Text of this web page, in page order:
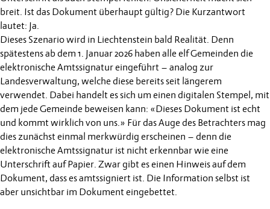
breit. Ist das Dokument überhaupt gültig? Die Kurzantwort
lautet: Ja.
Dieses Szenario wird in Liechtenstein bald Realität. Denn
spätestens ab dem 1. Januar 2026 haben alle elf Gemeinden die
elektronische Amtssignatur eingeführt – analog zur
Landesverwaltung, welche diese bereits seit längerem
verwendet. Dabei handelt es sich um einen digitalen Stempel, mit
dem jede Gemeinde beweisen kann: «Dieses Dokument ist echt
und kommt wirklich von uns.» Für das Auge des Betrachters mag
dies zunächst einmal merkwürdig erscheinen – denn die
elektronische Amtssignatur ist nicht erkennbar wie eine
Unterschrift auf Papier. Zwar gibt es einen Hinweis auf dem
Dokument, dass es amtssigniert ist. Die Information selbst ist
aber unsichtbar im Dokument eingebettet.